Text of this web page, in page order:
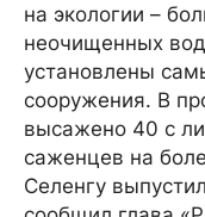
на экологии –
неочищенных
установлены
сооружения. В
высажено 40 с
саженцев на
Селенгу